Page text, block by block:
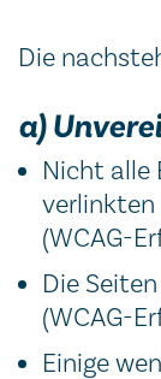
Die
a)
Nicht alle
verlinkten
(WCAG-
Die
(WCAG-
Einige